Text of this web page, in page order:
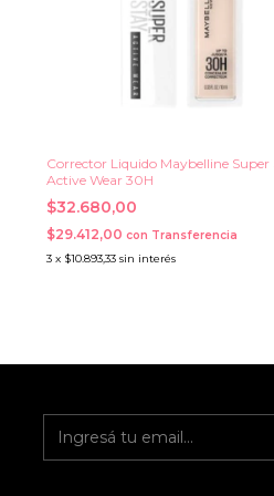
Corrector Liquido Maybelline Super
Active Wear 30H
$32.680,00
$29.412,00 con Transferencia
3 x $10.893,33 sin interés